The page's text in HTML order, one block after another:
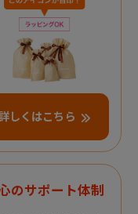
しくはこちら
のサポート体制